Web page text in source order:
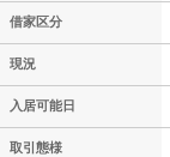
借家区分
現況
入居可能日
取引態様